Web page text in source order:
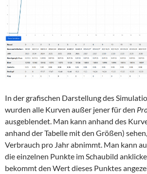
In der grafischen Darstellung des
wurden alle Kurven außer jener für den
ausgeblendet. Man kann anhand des
anhand der Tabelle mit den Größen)
Verbrauch pro Jahr abnimmt. Man kann
die einzelnen Punkte im Schaubild
bekommt den Wert dieses Punktes